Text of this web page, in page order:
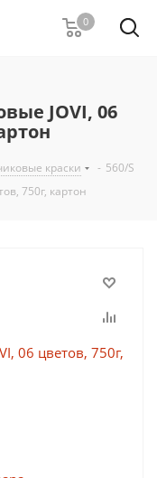
0
JOVI, 06
краски - 560/S
750г, картон